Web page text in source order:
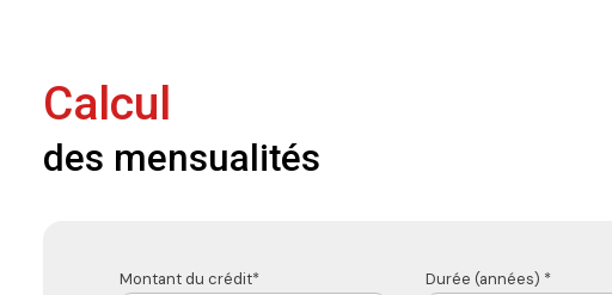
Calcul
des mensualités
Montant du crédit* Durée (années) *